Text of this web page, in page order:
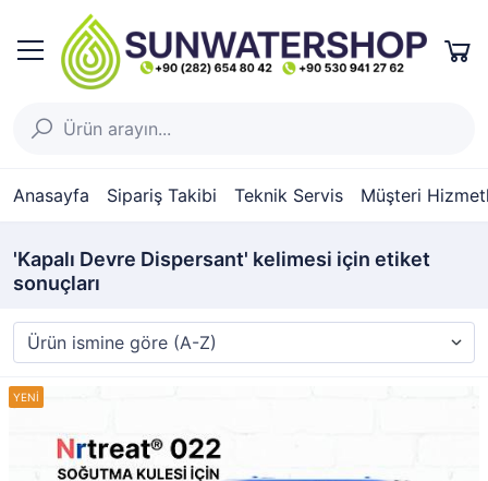
Anasayfa Sipariş Takibi Teknik Servis Müşteri
'Kapalı Devre Dispersant' kelimesi için etiket
sonuçları